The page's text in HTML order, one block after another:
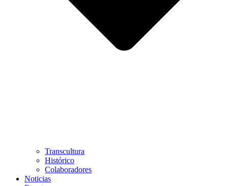
Transcultura
Histórico
Colaboradores
Noticias